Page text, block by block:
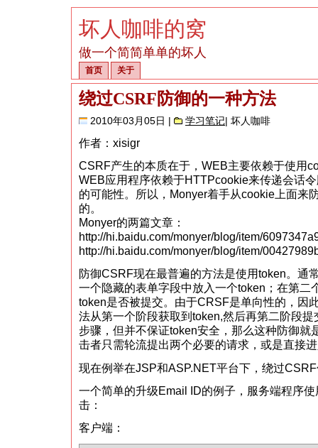
坏人咖啡的窝
做一个简简单单的坏人
首页 关于
绕过CSRF防御的一种方法
2010年03月05日 | 学习笔记| 坏人咖啡
作者：xisigr
CSRF产生的本质在于，WEB主要依赖于使用
WEB应用程序依赖于HTTPcookie来传递会话
的可能性。所以，Monyer着手从cookie上面来
的。
Monyer的两篇文章：
http://hi.baidu.com/monyer/blog/item/
http://hi.baidu.com/monyer/blog/item/
防御CSRF现在最普遍的方法是使用token。通
一个隐藏的表单字段中放入一个token；在第二
token是否被提交。由于CRSF是单向性的，因
法从第一个阶段获取到token,然后再第二阶段
步骤，但并不保证token安全，那么这种防御就
击者只需轮流提出两个必要的请求，或是直接
现在例举在JSP和ASP.NET平台下，绕过
一个简单的升级Email ID的例子，服务端程序
击：
客户端：